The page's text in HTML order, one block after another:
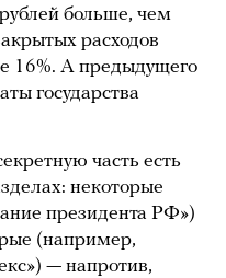
больше, чем
расходов
16%. А предыдущего
государства
часть есть
некоторые
президента РФ»)
(например,
— напротив,